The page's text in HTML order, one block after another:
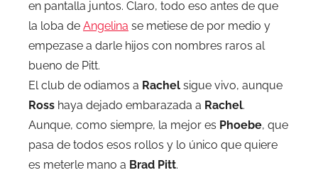
en pantalla juntos. Claro, todo eso antes de que
la loba de Angelina se metiese de por medio y
empezase a darle hijos con nombres raros al
bueno de Pitt.
El club de odiamos a Rachel sigue vivo, aunque
Ross haya dejado embarazada a Rachel.
Aunque, como siempre, la mejor es Phoebe, que
pasa de todos esos rollos y lo único que quiere
es meterle mano a Brad Pitt.